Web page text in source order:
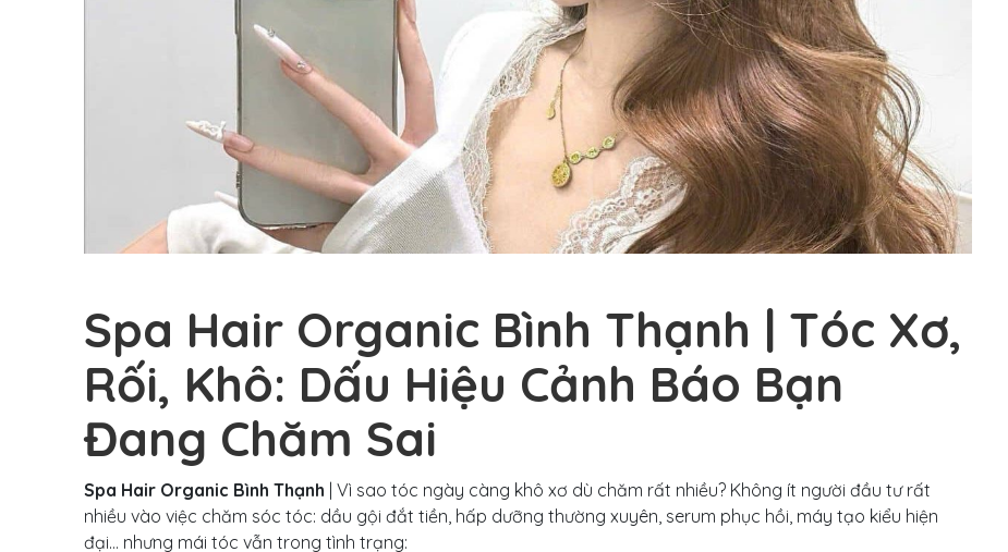
Spa Hair Organic Bình Thạnh | Tóc Xơ,
Rối, Khô: Dấu Hiệu Cảnh Báo Bạn
Đang Chăm Sai
Spa Hair Organic Bình Thạnh | Vì sao tóc ngày càng khô xơ dù chăm rất nhiều? Không ít người đầu tư rất
nhiều vào việc chăm sóc tóc: dầu gội đắt tiền, hấp dưỡng thường xuyên, serum phục hồi, máy tạo kiểu hiện
đại… nhưng mái tóc vẫn trong tình trạng: